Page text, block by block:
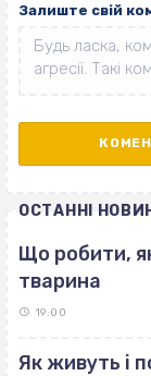
Залиште свій
ОСТАННІ
Що робити,
тварина
19:00
Як живуть і